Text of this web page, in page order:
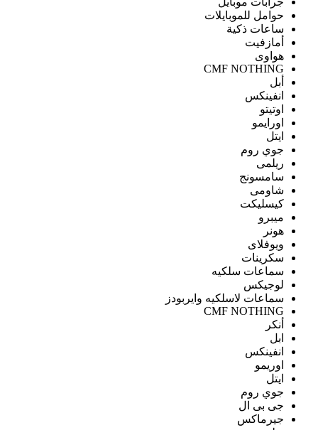
حوامل للموبايلات
ساعات ذكية
أمازفيت
هواوى
CMF NOTHING
أبل
انفينكس
اوتيتو
اورايمو
ايتل
جوي روم
ريلمى
سامسونج
شاومى
كيسليكت
ميبرو
هونر
ويوفلاى
سكرينات
سماعات سلكيه
لوجيكس
سماعات لاسلكيه وايربودز
CMF NOTHING
أنكر
ابل
انفينكس
اوريمو
ايتل
جوي روم
جى بى ال
جيرماكس